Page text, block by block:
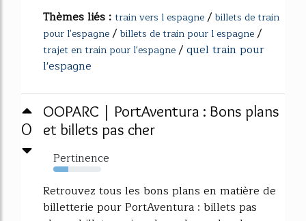
Thèmes liés : train vers l espagne/ billets de train
pour l'espagne/ billets de train pour l espagne/
trajet en train pour l'espagne/quel train pour
l'espagne
0
OOPARC | PortAventura : Bons plans
et billets pas cher
Pertinence
32%
Retrouvez tous les bons plans en matière de
billetterie pour PortAventura : billets pas